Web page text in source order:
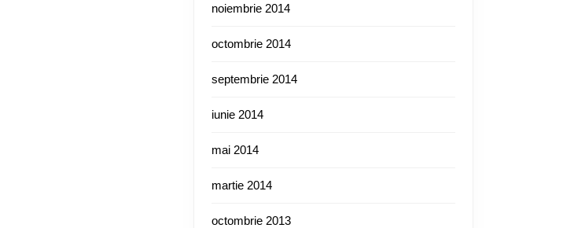
noiembrie 2014
octombrie 2014
septembrie 2014
iunie 2014
mai 2014
martie 2014
octombrie 2013